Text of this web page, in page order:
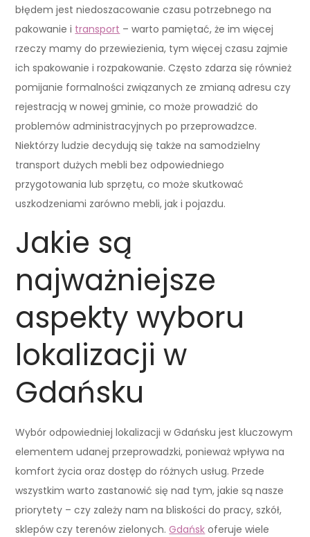
błędem jest niedoszacowanie czasu potrzebnego na
pakowanie i transport – warto pamiętać, że im więcej
rzeczy mamy do przewiezienia, tym więcej czasu zajmie
ich spakowanie i rozpakowanie. Często zdarza się również
pomijanie formalności związanych ze zmianą adresu czy
rejestracją w nowej gminie, co może prowadzić do
problemów administracyjnych po przeprowadzce.
Niektórzy ludzie decydują się także na samodzielny
transport dużych mebli bez odpowiedniego
przygotowania lub sprzętu, co może skutkować
uszkodzeniami zarówno mebli, jak i pojazdu.
Jakie są
najważniejsze
aspekty wyboru
lokalizacji w
Gdańsku
Wybór odpowiedniej lokalizacji w Gdańsku jest kluczowym
elementem udanej przeprowadzki, ponieważ wpływa na
komfort życia oraz dostęp do różnych usług. Przede
wszystkim warto zastanowić się nad tym, jakie są nasze
priorytety – czy zależy nam na bliskości do pracy, szkół,
sklepów czy terenów zielonych.Gdańsk oferuje wiele